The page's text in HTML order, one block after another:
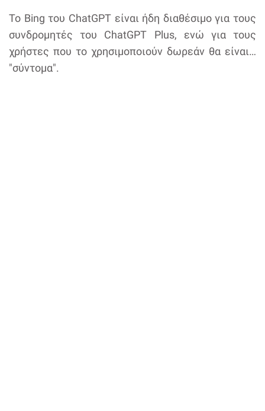
Το Bing του ChatGPT είναι ήδη διαθέσιμο για τους
συνδρομητές του ChatGPT Plus, ενώ για τους
χρήστες που το χρησιμοποιούν δωρεάν θα είναι…
"σύντομα".